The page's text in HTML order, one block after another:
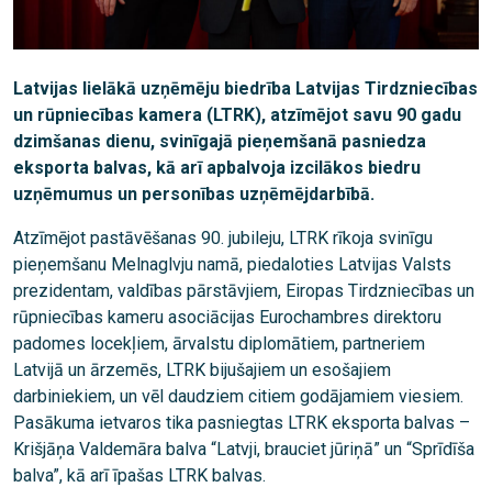
Latvijas lielākā uzņēmēju biedrība Latvijas Tirdzniecības
un rūpniecības kamera (LTRK), atzīmējot savu 90 gadu
dzimšanas dienu, svinīgajā pieņemšanā pasniedza
eksporta balvas, kā arī apbalvoja izcilākos biedru
uzņēmumus un personības uzņēmējdarbībā.
Atzīmējot pastāvēšanas 90. jubileju, LTRK rīkoja svinīgu
pieņemšanu Melnaglvju namā, piedaloties Latvijas Valsts
prezidentam, valdības pārstāvjiem, Eiropas Tirdzniecības un
rūpniecības kameru asociācijas Eurochambres direktoru
padomes locekļiem, ārvalstu diplomātiem, partneriem
Latvijā un ārzemēs, LTRK bijušajiem un esošajiem
darbiniekiem, un vēl daudziem citiem godājamiem viesiem.
Pasākuma ietvaros tika pasniegtas LTRK eksporta balvas –
Krišjāņa Valdemāra balva “Latvji, brauciet jūriņā” un “Sprīdīša
balva”, kā arī īpašas LTRK balvas.